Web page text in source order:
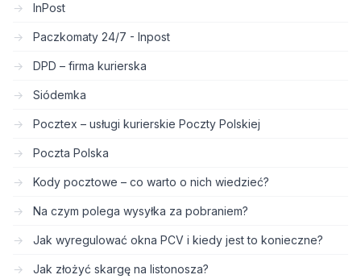
InPost
Paczkomaty 24/7 - Inpost
DPD – firma kurierska
Siódemka
Pocztex – usługi kurierskie Poczty Polskiej
Poczta Polska
Kody pocztowe – co warto o nich wiedzieć?
Na czym polega wysyłka za pobraniem?
Jak wyregulować okna PCV i kiedy jest to konieczne?
Jak złożyć skargę na listonosza?